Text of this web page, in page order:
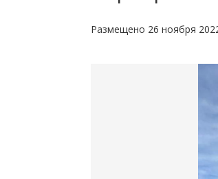
Размещено 26 ноября